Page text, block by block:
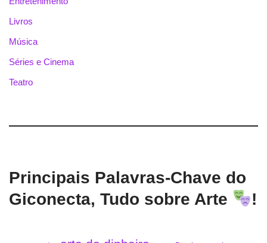
Livros
Música
Séries e Cinema
Teatro
Principais Palavras-Chave do
Giconecta, Tudo sobre Arte
!